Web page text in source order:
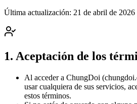
Última actualización: 21 de abril de 2026
1. Aceptación de los
Al acceder a ChungDoi
usar cualquiera de sus servicios,
estos términos.